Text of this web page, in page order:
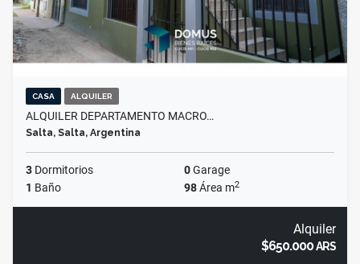
CASA ALQUILER
ALQUILER DEPARTAMENTO MACRO…
Salta, Salta, Argentina
3 Dormitorios 0Garage
1 Baño 98Área m2
Alquiler
$650.000ARS